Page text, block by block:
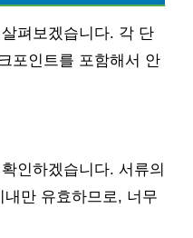
펴보겠습니다. 각 단
포인트를 포함해서 안
인하겠습니다. 서류의
만 유효하므로, 너무